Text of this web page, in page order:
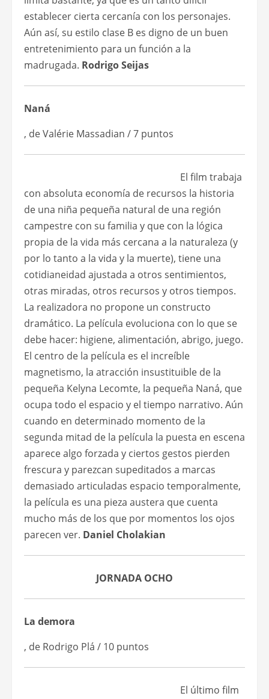
establecer cierta cercanía con los personajes.
Aún así, su estilo clase B es digno de un buen
entretenimiento para un función a la
madrugada. Rodrigo Seijas
Naná
, de Valérie Massadian / 7 puntos
El film trabaja
con absoluta economía de recursos la historia
de una niña pequeña natural de una región
campestre con su familia y que con la lógica
propia de la vida más cercana a la naturaleza (y
por lo tanto a la vida y la muerte), tiene una
cotidianeidad ajustada a otros sentimientos,
otras miradas, otros recursos y otros tiempos.
La realizadora no propone un constructo
dramático. La película evoluciona con lo que se
debe hacer: higiene, alimentación, abrigo, juego.
El centro de la película es el increíble
magnetismo, la atracción insustituible de la
pequeña Kelyna Lecomte, la pequeña Naná, que
ocupa todo el espacio y el tiempo narrativo. Aún
cuando en determinado momento de la
segunda mitad de la película la puesta en escena
aparece algo forzada y ciertos gestos pierden
frescura y parezcan supeditados a marcas
demasiado articuladas espacio temporalmente,
la película es una pieza austera que cuenta
mucho más de los que por momentos los ojos
parecen ver. Daniel Cholakian
JORNADA OCHO
La demora
, de Rodrigo Plá / 10 puntos
El último film